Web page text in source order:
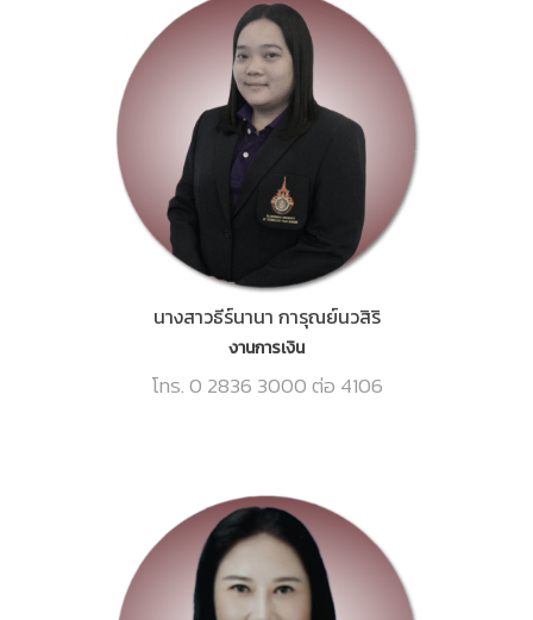
นางสาวธีร์นานา การุณย์นวสิริ
งานการเงิน
โทร. 0 2836 3000 ต่อ 4106